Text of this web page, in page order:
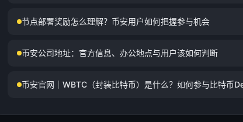
节点部署奖励怎么理解？币安用户如何把握参与机会
币安公司地址：官方信息、办公地点与用户该如何判断
币安官网｜WBTC（封装比特币）是什么？如何参与比特币